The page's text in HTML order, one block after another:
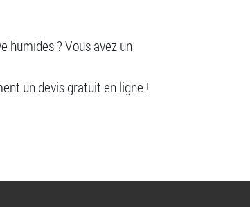
humides ? Vous avez un
un devis gratuit en ligne !